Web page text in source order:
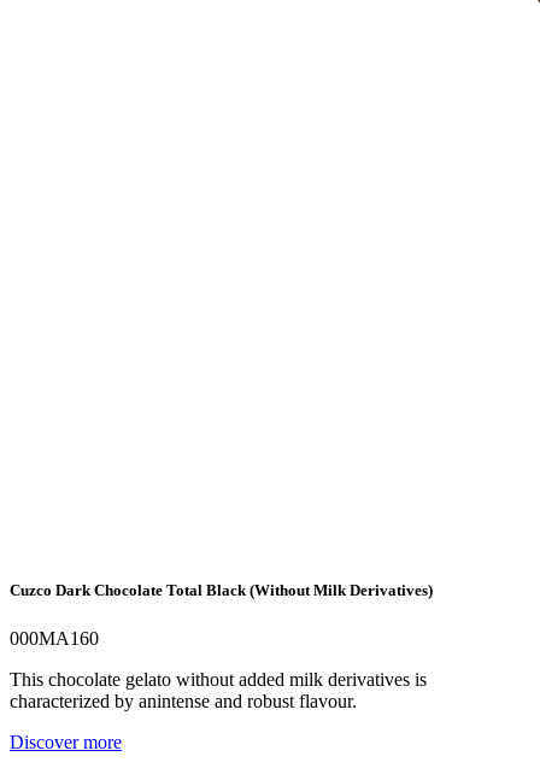
Cuzco Dark Chocolate Total Black (Without Milk Derivatives)
000MA160
This chocolate gelato without added milk derivatives is
characterized by anintense and robust flavour.
Discover more